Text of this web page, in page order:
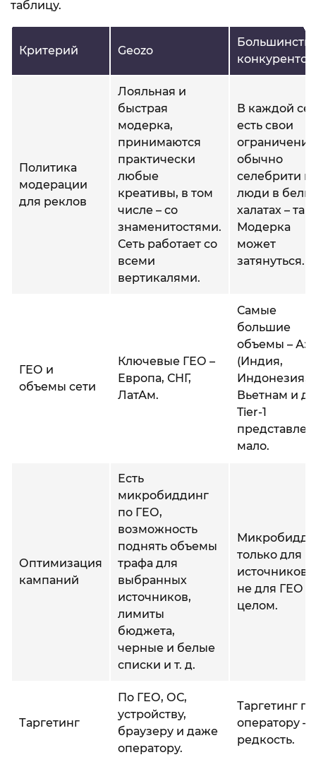
таблицу.
Критерий Geozo
конкурентов
Политика
модерации
для реклов
Лояльная и
быстрая
модерка,
принимаются
практически
любые
креативы, в том
числе – со
знаменитостями.
Сеть работает со
всеми
вертикалями.
В каждой
есть свои
обычно
селебрити и
люди в
халатах –
Модерка
может
затянуться.
ГЕО и
объемы сети
Ключевые ГЕО –
Европа, СНГ,
ЛатАм.
Самые
большие
объемы –
(Индия,
Индонезия,
Вьетнам и
Tier-1
представлен
мало.
Оптимизация
кампаний
Есть
микробиддинг
по ГЕО,
возможность
поднять объемы
трафа для
выбранных
источников,
лимиты
бюджета,
черные и белые
списки и т. д.
только для
источников,
не для ГЕО в
целом.
Таргетинг
По ГЕО, ОС,
устройству,
браузеру и даже
оператору.
Таргетинг по
оператору –
редкость.